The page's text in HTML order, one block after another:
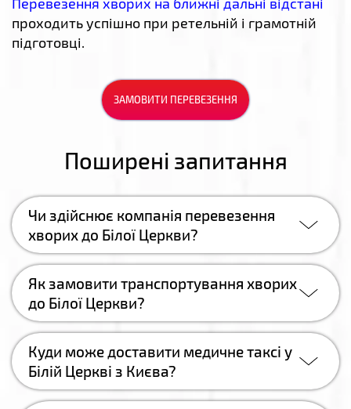
проходить успішно при ретельній і грамотній
підготовці.
ЗАМОВИТИ ПЕРЕВЕЗЕННЯ
Поширені запитання
Чи здійснює компанія перевезення
хворих до Білої Церкви?
Як замовити транспортування хворих
до Білої Церкви?
Куди може доставити медичне таксі у
Білій Церкві з Києва?